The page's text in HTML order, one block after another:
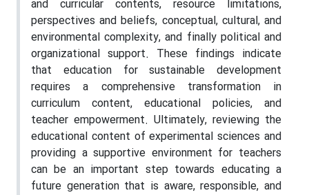
and curricular contents, resource limitations,
perspectives and beliefs, conceptual, cultural, and
environmental complexity, and finally political and
organizational support. These findings indicate
that education for sustainable development
requires a comprehensive transformation in
curriculum content, educational policies, and
teacher empowerment. Ultimately, reviewing the
educational content of experimental sciences and
providing a supportive environment for teachers
can be an important step towards educating a
future generation that is aware, responsible, and